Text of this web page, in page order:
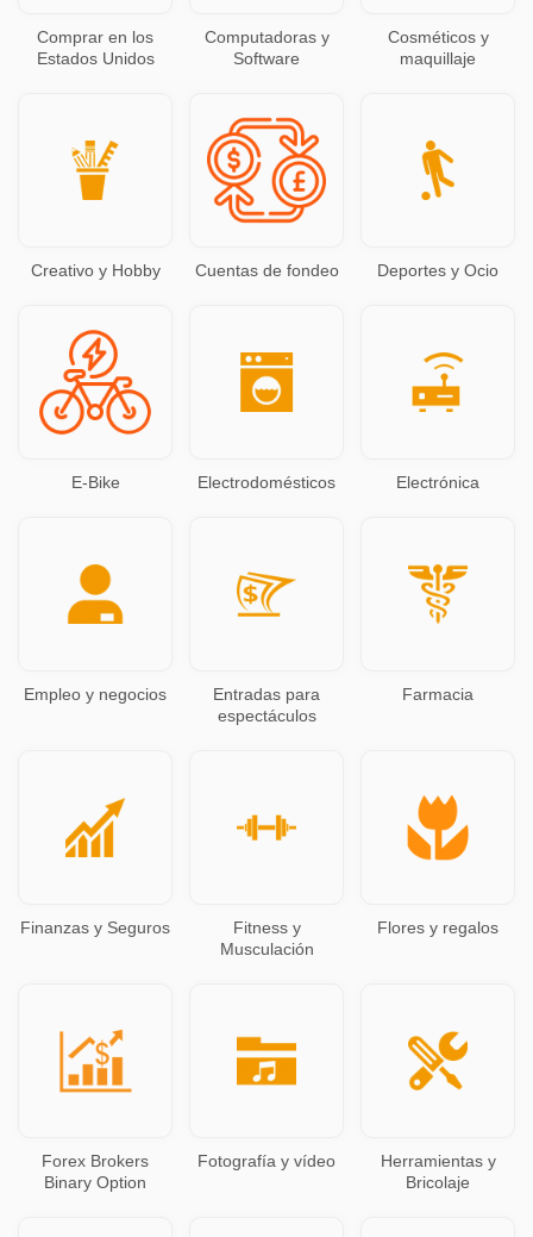
Comprar en los
Estados Unidos
Computadoras y
Software
Cosméticos y
maquillaje
Creativo y Hobby Cuentas de fondeo Deportes y Ocio
E-Bike Electrodomésticos Electrónica
Empleo y negocios
Entradas para
espectáculos
Farmacia
Finanzas y Seguros
Fitness y
Musculación
Flores y regalos
Forex Brokers
Binary Option
Fotografía y vídeo
Herramientas y
Bricolaje